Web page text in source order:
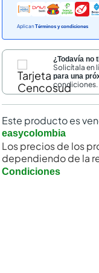
Aplican Términos y condiciones
¿Todavía no
Solicítala en
para una
condiciones.
Este producto es
easycolombia
Los precios de los
dependiendo de la
Condiciones